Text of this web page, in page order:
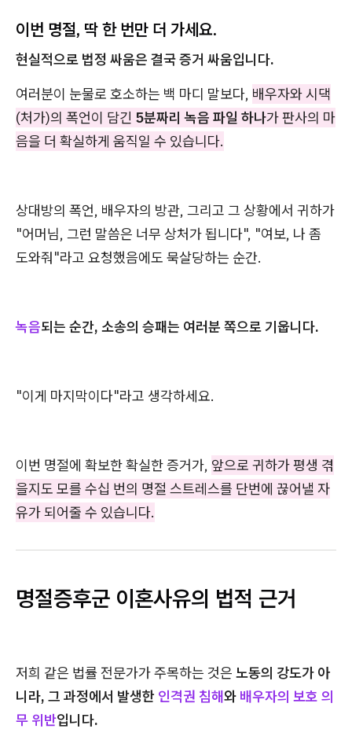
이번 명절, 딱 한 번만 더 가세요.
현실적으로 법정 싸움은 결국 증거 싸움입니다.
여러분이 눈물로 호소하는 백 마디 말보다, 배우자와 시댁
(처가)의 폭언이 담긴 5분짜리 녹음 파일 하나가 판사의 마
음을 더 확실하게 움직일 수 있습니다.
상대방의 폭언, 배우자의 방관, 그리고 그 상황에서 귀하가
"어머님, 그런 말씀은 너무 상처가 됩니다", "여보, 나 좀
도와줘"라고 요청했음에도 묵살당하는 순간.
녹음되는 순간, 소송의 승패는 여러분 쪽으로 기웁니다.
"이게 마지막이다"라고 생각하세요.
이번 명절에 확보한 확실한 증거가, 앞으로 귀하가 평생 겪
을지도 모를 수십 번의 명절 스트레스를 단번에 끊어낼 자
유가 되어줄 수 있습니다.
명절증후군 이혼사유의 법적 근거
저희 같은 법률 전문가가 주목하는 것은 노동의 강도가 아
니라, 그 과정에서 발생한 인격권 침해와 배우자의 보호 의
무 위반입니다.